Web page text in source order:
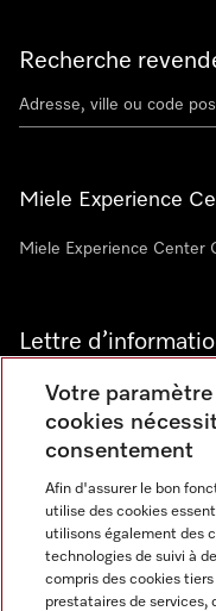
Recherche
Miele Experience
Miele Experience Center
Lettre
Langue
FRANCAIS
Votre
cookies
consentement
Afin d'assurer le bon
utilise des cookies
utilisons également des
technologies de suivi à
compris des cookies
prestataires de